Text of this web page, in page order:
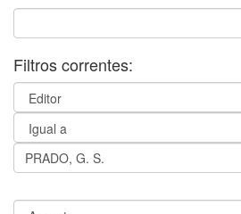
Filtros correntes: